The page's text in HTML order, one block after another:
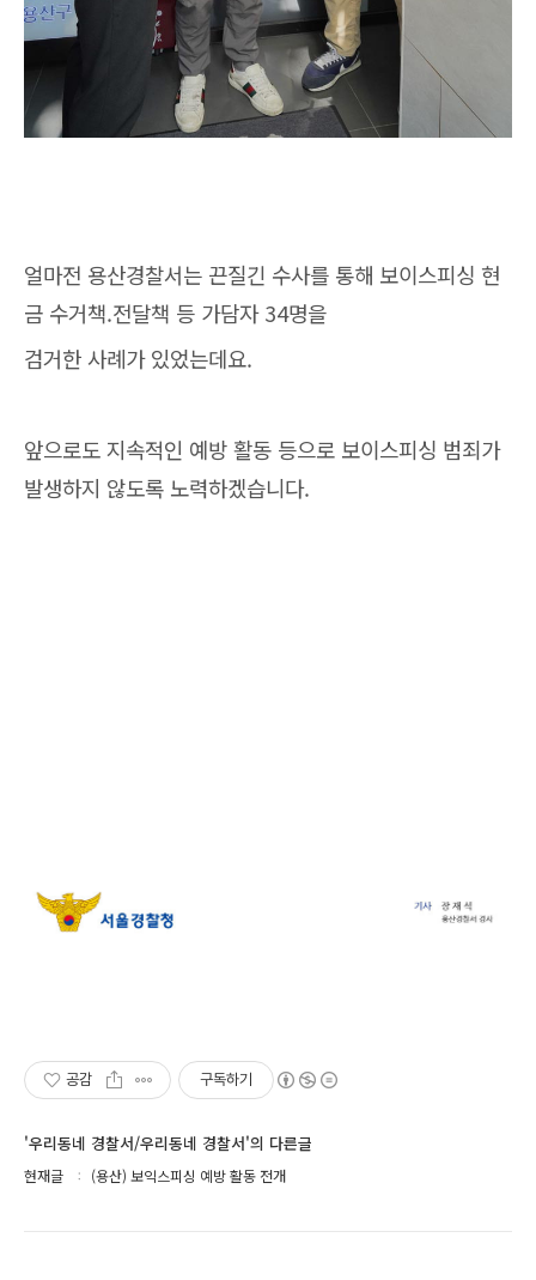
얼마전 용산경찰서는 끈질긴 수사를 통해 보이스피싱 현
금 수거책.전달책 등 가담자 34명을
검거한 사례가 있었는데요.
앞으로도 지속적인 예방 활동 등으로 보이스피싱 범죄가
발생하지 않도록 노력하겠습니다.
공감 구독하기
'우리동네 경찰서/우리동네 경찰서'의 다른글
현재글 (용산) 보익스피싱 예방 활동 전개